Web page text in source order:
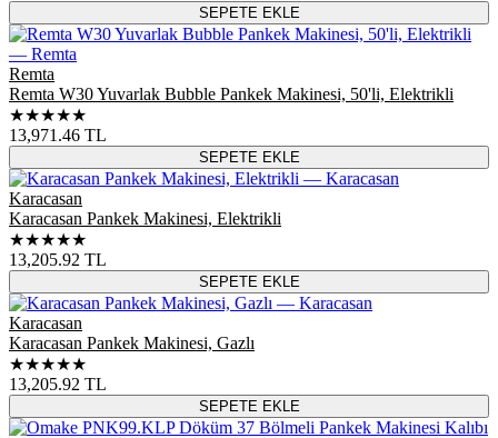
SEPETE EKLE
Remta
Remta W30 Yuvarlak Bubble Pankek Makinesi, 50'li, Elektrikli
★★★★★
13,971.46 TL
SEPETE EKLE
Karacasan
Karacasan Pankek Makinesi, Elektrikli
★★★★★
13,205.92 TL
SEPETE EKLE
Karacasan
Karacasan Pankek Makinesi, Gazlı
★★★★★
13,205.92 TL
SEPETE EKLE